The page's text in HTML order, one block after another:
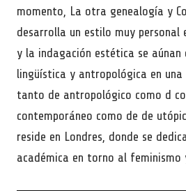
momento, La otra genealogía y
desarrolla un estilo muy personal
y la indagación estética se aúnan
lingüística y antropológica en
tanto de antropológico como d
contemporáneo como de de
reside en Londres, donde se
académica en torno al feminismo